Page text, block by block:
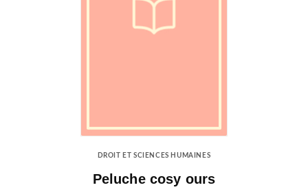
DROIT ET SCIENCES HUMAINES
Peluche cosy ours